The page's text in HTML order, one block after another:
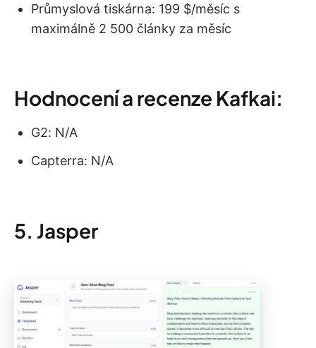
Průmyslová tiskárna: 199 $/měsíc s
maximálně 2 500 články za měsíc
Hodnocení a recenze Kafkai:
G2: N/A
Capterra: N/A
5. Jasper